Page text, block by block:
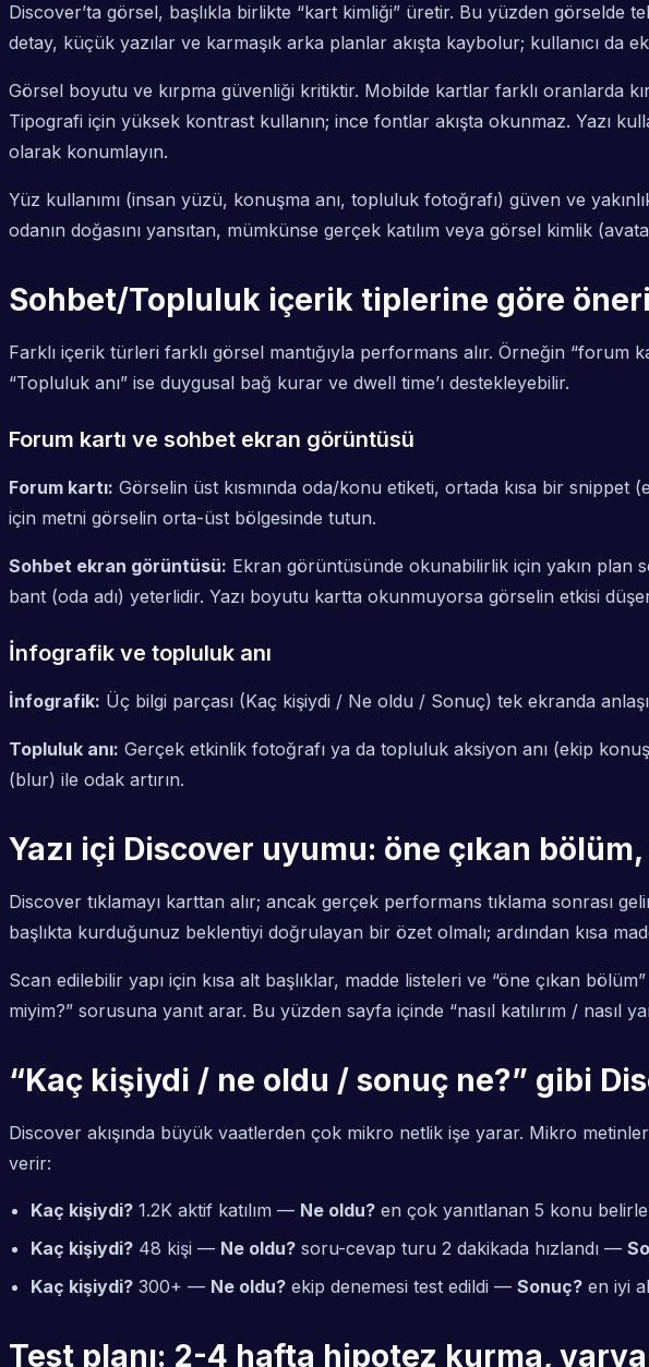
Discover’ta görsel, başlıkla birlikte “kart kimliği” üretir. Bu yüzden görselde
detay, küçük yazılar ve karmaşık arka planlar akışta kaybolur; kullanıcı da
Görsel boyutu ve kırpma güvenliği kritiktir. Mobilde kartlar farklı oranlarda
Tipografi için yüksek kontrast kullanın; ince fontlar akışta okunmaz. Yazı
olarak konumlayın.
Yüz kullanımı (insan yüzü, konuşma anı, topluluk fotoğrafı) güven ve
odanın doğasını yansıtan, mümkünse gerçek katılım veya görsel kimlik
Sohbet/Topluluk içerik tiplerine göre
Farklı içerik türleri farklı görsel mantığıyla performans alır. Örneğin “forum
“Topluluk anı” ise duygusal bağ kurar ve dwell time’ı destekleyebilir.
Forum kartı ve sohbet ekran görüntüsü
Forum kartı: Görselin üst kısmında oda/konu etiketi, ortada kısa bir snippet
için metni görselin orta-üst bölgesinde tutun.
Sohbet ekran görüntüsü: Ekran görüntüsünde okunabilirlik için yakın plan
bant (oda adı) yeterlidir. Yazı boyutu kartta okunmuyorsa görselin etkisi
İnfografik ve topluluk anı
İnfografik: Üç bilgi parçası (Kaç kişiydi / Ne oldu / Sonuç) tek ekranda
Topluluk anı: Gerçek etkinlik fotoğrafı ya da topluluk aksiyon anı (ekip
(blur) ile odak artırın.
Yazı içi Discover uyumu: öne çıkan
Discover tıklamayı karttan alır; ancak gerçek performans tıklama sonrası
başlıkta kurduğunuz beklentiyi doğrulayan bir özet olmalı; ardından kısa
Scan edilebilir yapı için kısa alt başlıklar, madde listeleri ve “öne çıkan
miyim?” sorusuna yanıt arar. Bu yüzden sayfa içinde “nasıl katılırım / nasıl
“Kaç kişiydi / ne oldu / sonuç ne?” gibi
Discover akışında büyük vaatlerden çok mikro netlik işe yarar. Mikro
verir:
Kaç kişiydi? 1.2K aktif katılım — Ne oldu? en çok yanıtlanan 5 konu
Kaç kişiydi? 48 kişi — Ne oldu? soru-cevap turu 2 dakikada hızlandı —
Kaç kişiydi? 300+ — Ne oldu? ekip denemesi test edildi — Sonuç? en iyi
Test planı: 2-4 hafta hipotez kurma,